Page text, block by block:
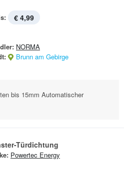
€ 4,99
NORMA
Brunn am Gebirge
bis 15mm Automatischer
Türdichtung
Powertec Energy